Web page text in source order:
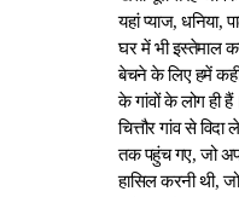
यहां प्याज, धनिया,
घर में भी इस्तेमाल
बेचने के लिए हमें
के गांवों के लोग ही
चित्तौर गांव से
तक पहुंच गए, जो
हासिल करनी थी,